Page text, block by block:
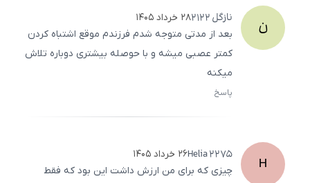
ن نازگل2122۲۸ خرداد ۱۴۰۵
بعد از مدتی متوجه شدم فرزندم موقع اشتباه کردن
کمتر عصبی میشه و با حوصله بیشتری دوباره تلاش
میکنه
پاسخ
H
Helia2275
۲۶ خرداد ۱۴۰۵
چیزی که برای من ارزش داشت این بود که فقط